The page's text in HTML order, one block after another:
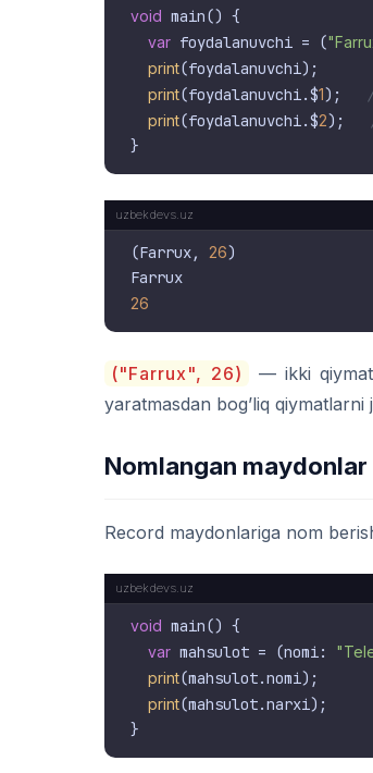
void main() {
var foydalanuvchi = (
print(foydalanuvchi);
print(foydalanuvchi.$1);
print(foydalanuvchi.$2);
(Farrux, 26)
26
("Farrux", 26) — ikki
yaratmasdan bog’liq
Nomlangan maydonlar
Record maydonlariga nom
void main() {
var mahsulot = (nomi:
print(mahsulot.nomi);
print(mahsulot.narxi);